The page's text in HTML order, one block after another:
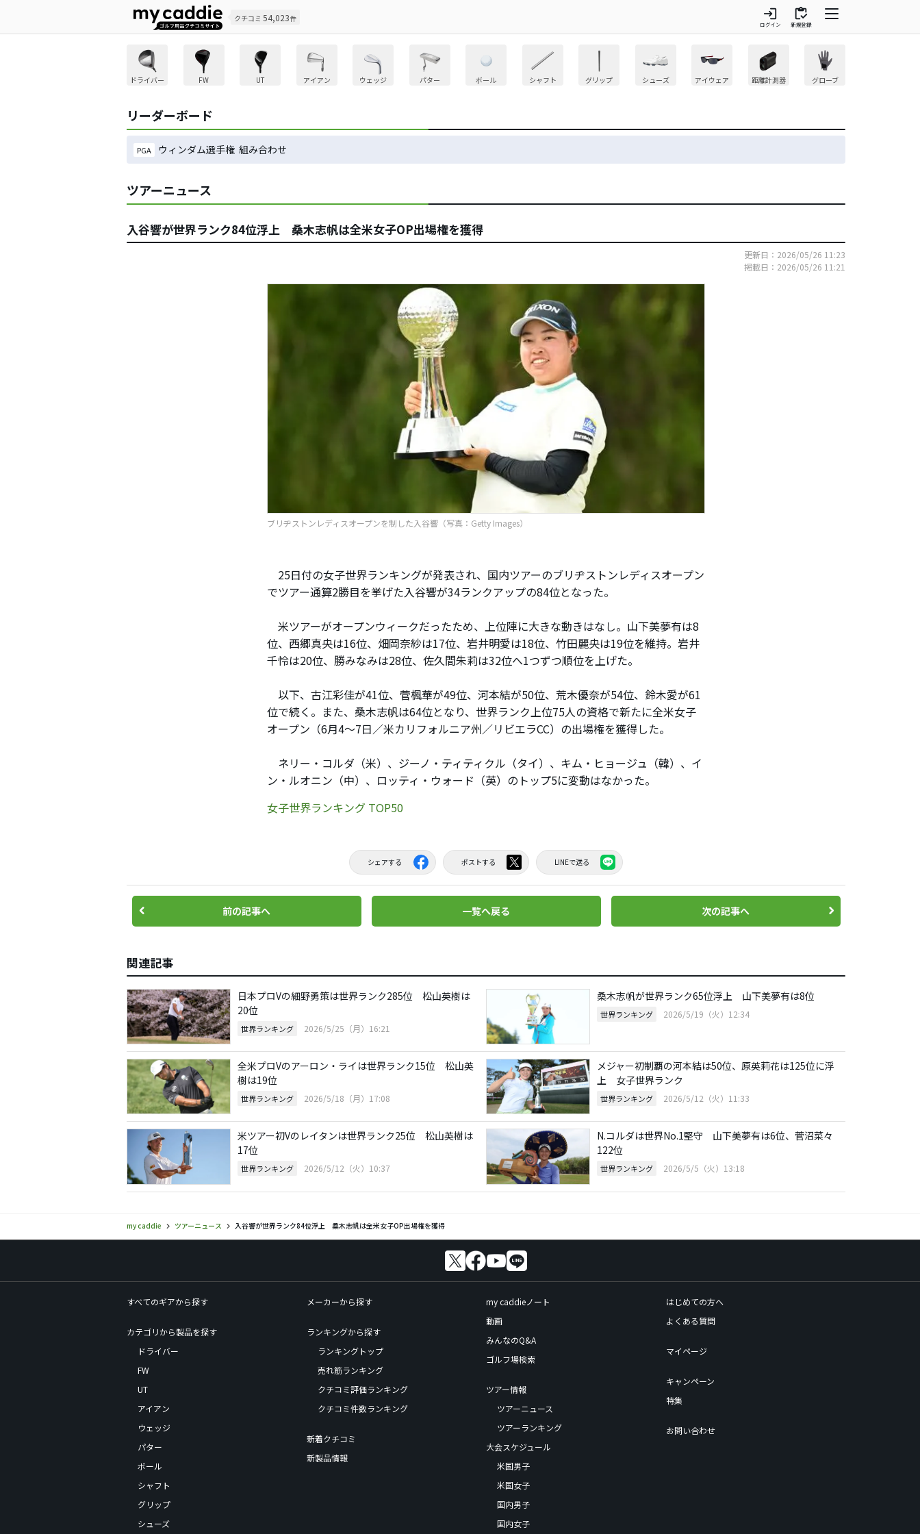
クチコミ 54,023件 login
ログイン
inventory
新規登録
ドライバー FW UT アイアン ウェッジ パター ボール シャフト グリップ シューズ アイウェア 距離計測器 グローブ
リーダーボード
PGA ウィンダム選手権 組み合わせ
ツアーニュース
入谷響が世界ランク84位浮上 桑木志帆は全米女子OP出場権を獲得
更新日：2026/05/26 11:23
掲載日：2026/05/26 11:21
ブリヂストンレディスオープンを制した入谷響（写真：Getty Images）
25日付の女子世界ランキングが発表され、国内ツアーのブリヂストンレディスオープン
でツアー通算2勝目を挙げた入谷響が34ランクアップの84位となった。
米ツアーがオープンウィークだったため、上位陣に大きな動きはなし。山下美夢有は8
位、西郷真央は16位、畑岡奈紗は17位、岩井明愛は18位、竹田麗央は19位を維持。岩井
千怜は20位、勝みなみは28位、佐久間朱莉は32位へ1つずつ順位を上げた。
以下、古江彩佳が41位、菅楓華が49位、河本結が50位、荒木優奈が54位、鈴木愛が61
位で続く。また、桑木志帆は64位となり、世界ランク上位75人の資格で新たに全米女子
オープン（6月4～7日／米カリフォルニア州／リビエラCC）の出場権を獲得した。
ネリー・コルダ（米）、ジーノ・ティティクル（タイ）、キム・ヒョージュ（韓）、イ
ン・ルオニン（中）、ロッティ・ウォード（英）のトップ5に変動はなかった。
女子世界ランキング TOP50
シェアする ポストする LINEで送る
前の記事へ 一覧へ戻る 次の記事へ
関連記事
日本プロVの細野勇策は世界ランク285位 松山英樹は
20位
世界ランキング 2026/5/25（月）16:21
桑木志帆が世界ランク65位浮上 山下美夢有は8位
世界ランキング 2026/5/19（火）12:34
全米プロVのアーロン・ライは世界ランク15位 松山英
樹は19位
世界ランキング 2026/5/18（月）17:08
メジャー初制覇の河本結は50位、原英莉花は125位に浮
上 女子世界ランク
世界ランキング 2026/5/12（火）11:33
米ツアー初Vのレイタンは世界ランク25位 松山英樹は
17位
世界ランキング 2026/5/12（火）10:37
N.コルダは世界No.1堅守 山下美夢有は6位、菅沼菜々
122位
世界ランキング 2026/5/5（火）13:18
my caddie ツアーニュース 入谷響が世界ランク84位浮上 桑木志帆は全米女子OP出場権を獲得
すべてのギアから探す
カテゴリから製品を探す
ドライバー
FW
UT
アイアン
ウェッジ
パター
ボール
シャフト
グリップ
シューズ
メーカーから探す
ランキングから探す
ランキングトップ
売れ筋ランキング
クチコミ評価ランキング
クチコミ件数ランキング
新着クチコミ
新製品情報
my caddieノート
動画
みんなのQ&A
ゴルフ場検索
ツアー情報
ツアーニュース
ツアーランキング
大会スケジュール
米国男子
米国女子
国内男子
国内女子
はじめての方へ
よくある質問
マイページ
キャンペーン
特集
お問い合わせ